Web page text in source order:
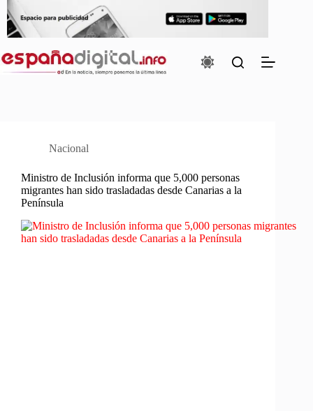
contenido
Nacional
Ministro de Inclusión informa que 5,000 personas
migrantes han sido trasladadas desde Canarias a la
Península